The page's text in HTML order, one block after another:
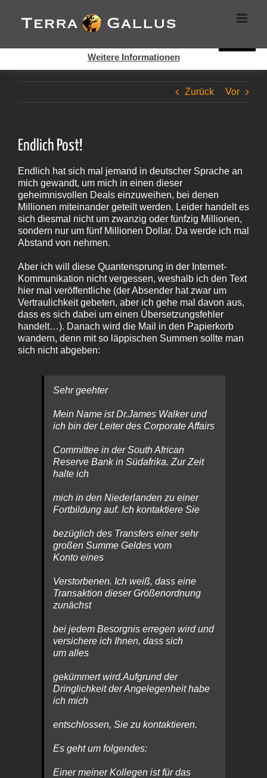
Inhalt
springen
Zurück Vor
Endlich Post!
Endlich hat sich mal jemand in deutscher Sprache an
mich gewandt, um mich in einen dieser
geheimnisvollen Deals einzuweihen, bei denen
Millionen miteinander geteilt werden. Leider handelt es
sich diesmal nicht um zwanzig oder fünfzig Millionen,
sondern nur um fünf Millionen Dollar. Da werde ich mal
Abstand von nehmen.
Aber ich will diese Quantensprung in der Internet-
Kommunikation nicht vergessen, weshalb ich den Text
hier mal veröffentliche (der Absender hat zwar um
Vertraulichkeit gebeten, aber ich gehe mal davon aus,
dass es sich dabei um einen Übersetzungsfehler
handelt…). Danach wird die Mail in den Papierkorb
wandern, denn mit so läppischen Summen sollte man
sich nicht abgeben:
Sehr geehter
Mein Name ist Dr.James Walker und
ich bin der Leiter des Corporate Affairs
Committee in der South African
Reserve Bank in Südafrika. Zur Zeit
halte ich
mich in den Niederlanden zu einer
Fortbildung auf. Ich kontaktiere Sie
bezüglich des Transfers einer sehr
großen Summe Geldes vom
Konto eines
Verstorbenen. Ich weiß, dass eine
Transaktion dieser Größenordnung
zunächst
bei jedem Besorgnis erregen wird und
versichere ich Ihnen, dass sich
um alles
gekümmert wird.Aufgrund der
Dringlichkeit der Angelegenheit habe
ich mich
entschlossen, Sie zu kontaktieren.
Es geht um folgendes:
Einer meiner Kollegen ist für das
Cookies helfen auf auf dieser Seite bei der Bereitstellung der
Dienste. Durch die Nutzung dieser Webseite erklären Sie sich
Weitere Informationen